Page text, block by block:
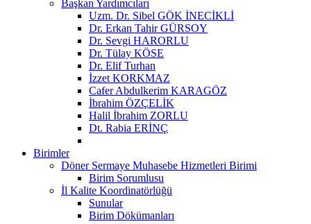
Başkan Yardımcıları
Uzm. Dr. Sibel GÖK İNECİKLİ
Dr. Erkan Tahir GÜRSOY
Dr. Sevgi HARORLU
Dr. Tülay KÖSE
Dr. Elif Turhan
İzzet KORKMAZ
Cafer Abdulkerim KARAGÖZ
İbrahim ÖZÇELİK
Halil İbrahim ZORLU
Dt. Rabia ERİNÇ
Birimler
Döner Sermaye Muhasebe Hizmetleri Birimi
Birim Sorumlusu
İl Kalite Koordinatörlüğü
Sunular
Birim Dökümanları